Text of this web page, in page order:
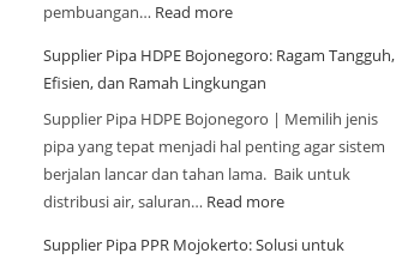
pembuangan… Read more
Supplier Pipa HDPE Bojonegoro: Ragam Tangguh,
Efisien, dan Ramah Lingkungan
Supplier Pipa HDPE Bojonegoro | Memilih jenis
pipa yang tepat menjadi hal penting agar sistem
berjalan lancar dan tahan lama. Baik untuk
distribusi air, saluran… Read more
Supplier Pipa PPR Mojokerto: Solusi untuk